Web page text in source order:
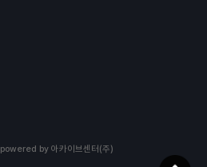
powered by 아카이브센터(주)